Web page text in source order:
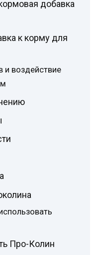
добавка
к корму для
и воздействие
Про-Колин